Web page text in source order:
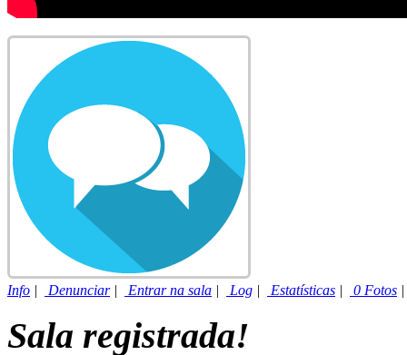
Info | Denunciar| Entrar na sala | Log | Estatísticas | 0 Fotos
Sala registrada!